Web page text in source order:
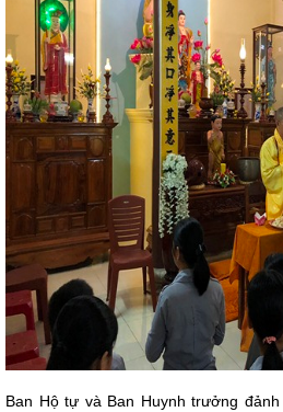
Ban Hộ tự và Ban Huynh trưởng